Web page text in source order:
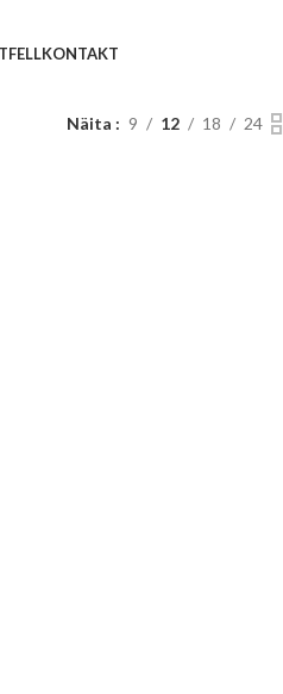
KONTAKT
Näita 9 12 18 24